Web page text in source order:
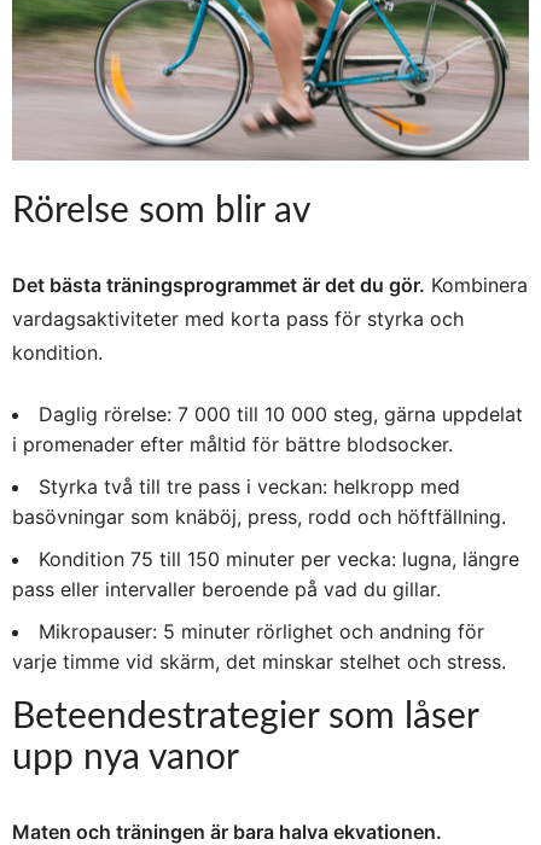
Rörelse som blir av
Det bästa träningsprogrammet är det du gör. Kombinera
vardagsaktiviteter med korta pass för styrka och
kondition.
Daglig rörelse: 7 000 till 10 000 steg, gärna uppdelat
i promenader efter måltid för bättre blodsocker.
Styrka två till tre pass i veckan: helkropp med
basövningar som knäböj, press, rodd och höftfällning.
Kondition 75 till 150 minuter per vecka: lugna, längre
pass eller intervaller beroende på vad du gillar.
Mikropauser: 5 minuter rörlighet och andning för
varje timme vid skärm, det minskar stelhet och stress.
Beteendestrategier som låser
upp nya vanor
Maten och träningen är bara halva ekvationen.